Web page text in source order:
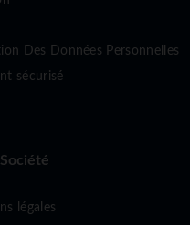
Des Données Personnelles
sécurisé
légales